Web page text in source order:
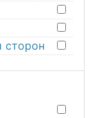
сторон